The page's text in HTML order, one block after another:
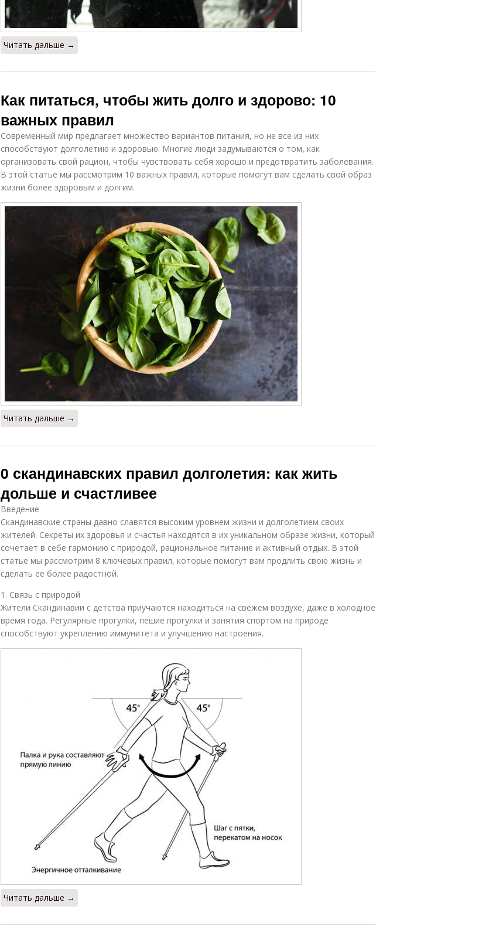
Читать дальше →
Как питаться, чтобы жить долго и здорово: 10
важных правил
Современный мир предлагает множество вариантов питания, но не все из них
способствуют долголетию и здоровью. Многие люди задумываются о том, как
организовать свой рацион, чтобы чувствовать себя хорошо и предотвратить заболевания.
В этой статье мы рассмотрим 10 важных правил, которые помогут вам сделать свой образ
жизни более здоровым и долгим.
Читать дальше →
0 скандинавских правил долголетия: как жить
дольше и счастливее
Введение
Скандинавские страны давно славятся высоким уровнем жизни и долголетием своих
жителей. Секреты их здоровья и счастья находятся в их уникальном образе жизни, который
сочетает в себе гармонию с природой, рациональное питание и активный отдых. В этой
статье мы рассмотрим 8 ключевых правил, которые помогут вам продлить свою жизнь и
сделать её более радостной.
1. Связь с природой
Жители Скандинавии с детства приучаются находиться на свежем воздухе, даже в холодное
время года. Регулярные прогулки, пешие прогулки и занятия спортом на природе
способствуют укреплению иммунитета и улучшению настроения.
Читать дальше →